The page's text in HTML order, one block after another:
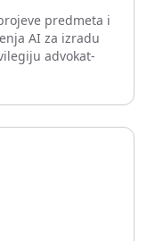
predmeta i
AI za izradu
advokat-